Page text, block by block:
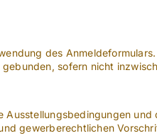
des
sofern nicht
gewerberechtlichen